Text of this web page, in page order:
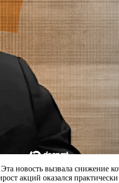
новость вызвала снижение
акций оказался